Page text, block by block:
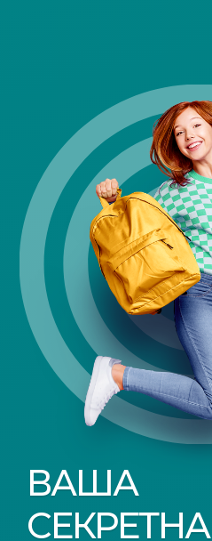
ВАША
СЕКРЕТНА